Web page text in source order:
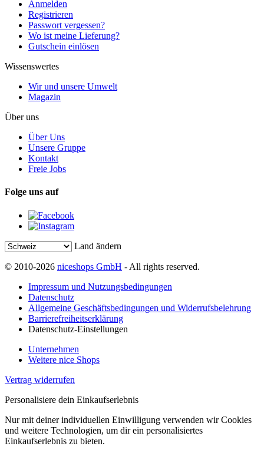
Anmelden
Registrieren
Passwort vergessen?
Wo ist meine Lieferung?
Gutschein einlösen
Wissenswertes
Wir und unsere Umwelt
Magazin
Über uns
Über Uns
Unsere Gruppe
Kontakt
Freie Jobs
Folge uns auf
Land ändern
© 2010-2026 niceshops GmbH - All rights reserved.
Impressum und Nutzungsbedingungen
Datenschutz
Allgemeine Geschäftsbedingungen und Widerrufsbelehrung
Barrierefreiheitserklärung
Datenschutz-Einstellungen
Unternehmen
Weitere nice Shops
Vertrag widerrufen
Personalisiere dein Einkaufserlebnis
Nur mit deiner individuellen Einwilligung verwenden wir Cookies
und weitere Technologien, um dir ein personalisiertes
Einkaufserlebnis zu bieten.